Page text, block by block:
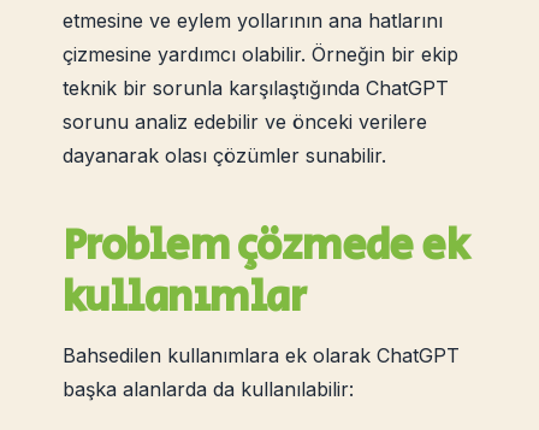
etmesine ve eylem yollarının ana hatlarını
çizmesine yardımcı olabilir. Örneğin bir ekip
teknik bir sorunla karşılaştığında ChatGPT
sorunu analiz edebilir ve önceki verilere
dayanarak olası çözümler sunabilir.
Problem çözmede ek
kullanımlar
Bahsedilen kullanımlara ek olarak ChatGPT
başka alanlarda da kullanılabilir: